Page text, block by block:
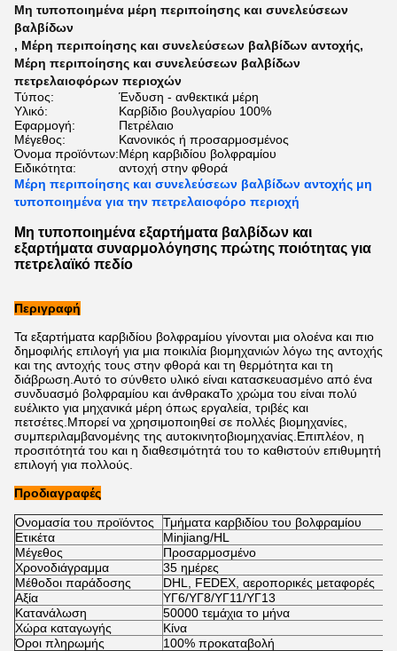
Μη τυποποιημένα μέρη περιποίησης και συνελεύσεων
βαλβίδων
, Μέρη περιποίησης και συνελεύσεων βαλβίδων αντοχής,
Μέρη περιποίησης και συνελεύσεων βαλβίδων
πετρελαιοφόρων περιοχών
Τύπος:
Ένδυση - ανθεκτικά μέρη
Υλικό:
Καρβίδιο βουλγαρίου 100%
Εφαρμογή:
Πετρέλαιο
Μέγεθος:
Κανονικός ή προσαρμοσμένος
Όνομα προϊόντων:Μέρη καρβιδίου βολφραμίου
Ειδικότητα:
αντοχή στην φθορά
Μέρη περιποίησης και συνελεύσεων βαλβίδων αντοχής μη
τυποποιημένα για την πετρελαιοφόρο περιοχή
Μη τυποποιημένα εξαρτήματα βαλβίδων και
εξαρτήματα συναρμολόγησης πρώτης ποιότητας για
πετρελαϊκό πεδίο
Περιγραφή
Τα εξαρτήματα καρβιδίου βολφραμίου γίνονται μια ολοένα και πιο
δημοφιλής επιλογή για μια ποικιλία βιομηχανιών λόγω της αντοχής
και της αντοχής τους στην φθορά και τη θερμότητα και τη
διάβρωση.Αυτό το σύνθετο υλικό είναι κατασκευασμένο από ένα
συνδυασμό βολφραμίου και άνθρακαΤο χρώμα του είναι πολύ
ευέλικτο για μηχανικά μέρη όπως εργαλεία, τριβές και
πετσέτες.Μπορεί να χρησιμοποιηθεί σε πολλές βιομηχανίες,
συμπεριλαμβανομένης της αυτοκινητοβιομηχανίας.Επιπλέον, η
προσιτότητά του και η διαθεσιμότητά του το καθιστούν επιθυμητή
επιλογή για πολλούς.
Προδιαγραφές
Ονομασία του προϊόντος
Τμήματα καρβιδίου του βολφραμίου
Ετικέτα
Minjiang/HL
Μέγεθος
Προσαρμοσμένο
Χρονοδιάγραμμα
35 ημέρες
Μέθοδοι παράδοσης
DHL, FEDEX, αεροπορικές μεταφορές
Αξία
ΥΓ6/ΥΓ8/ΥΓ11/ΥΓ13
Κατανάλωση
50000 τεμάχια το μήνα
Χώρα καταγωγής
Κίνα
Όροι πληρωμής
100% προκαταβολή